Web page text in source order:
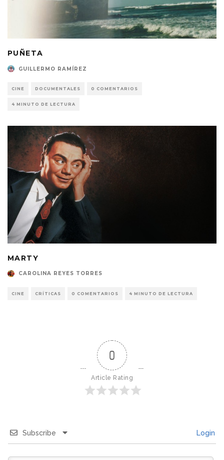
PUÑETA
GUILLERMO RAMÍREZ
CINE DOCUMENTALES 0 COMENTARIOS
4 MINUTO DE LECTURA
MARTY
CAROLINA REYES TORRES
CINE CRÍTICAS 0 COMENTARIOS 4 MINUTO DE LECTURA
0
Article Rating
Subscribe Login